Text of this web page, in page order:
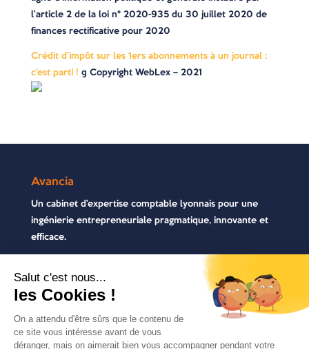
l’article 2 de la loi n° 2020-935 du 30 juillet 2020 de
finances rectificative pour 2020
Crédit d’impôt sur les 1ers abonnements à un journal :
c’est parti ! © Copyright WebLex – 2021
Avancia
Un cabinet d’expertise comptable lyonnais pour une
ingénierie entrepreneuriale pragmatique, innovante et
efficace.
Contactez-nous
04 72 71 54 72
30, rue Pré Gaudry, 69007 Lyon